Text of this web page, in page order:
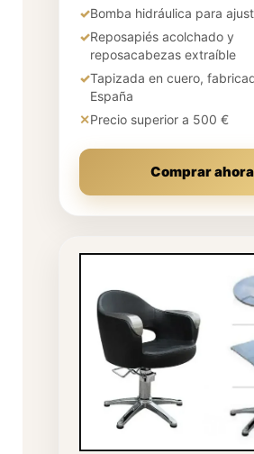
✓Bomba hidráulica para
✓Reposapiés acolchado y
reposacabezas extraíble
✓Tapizada en cuero,
España
✕Precio superior a 500 €
Comprar ahora